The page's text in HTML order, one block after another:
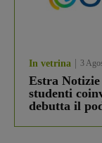
In vetrina 3
Estra
studenti
debutta il